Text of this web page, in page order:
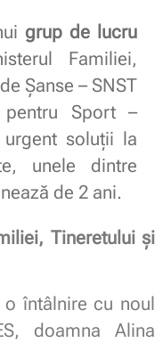
grup de lucru
Familiei,
Șanse – SNST
Sport –
urgent soluții la
unele dintre
de 2 ani.
Tineretului și
întâlnire cu noul
doamna Alina